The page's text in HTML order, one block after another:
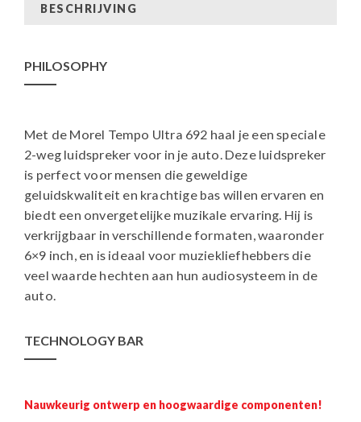
BESCHRIJVING
PHILOSOPHY
Met de Morel Tempo Ultra 692 haal je een speciale
2-weg luidspreker voor in je auto. Deze luidspreker
is perfect voor mensen die geweldige
geluidskwaliteit en krachtige bas willen ervaren en
biedt een onvergetelijke muzikale ervaring. Hij is
verkrijgbaar in verschillende formaten, waaronder
6×9 inch, en is ideaal voor muziekliefhebbers die
veel waarde hechten aan hun audiosysteem in de
auto.
TECHNOLOGY BAR
Nauwkeurig ontwerp en hoogwaardige componenten!